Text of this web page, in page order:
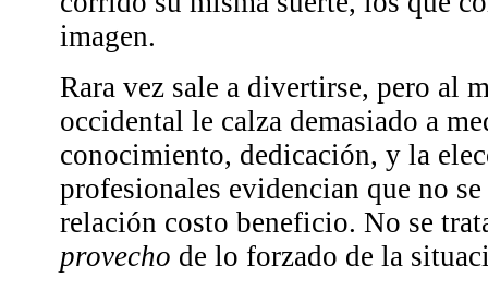
imagen.
Rara vez sale a divertirse, pero al
occidental le calza demasiado a
conocimiento, dedicación, y la
profesionales evidencian que no
relación costo beneficio. No se
provecho de lo forzado de la